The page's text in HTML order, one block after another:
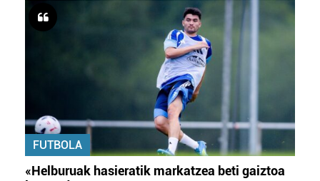
FUTBOLA
«Helburuak hasieratik markatzea beti gaiztoa